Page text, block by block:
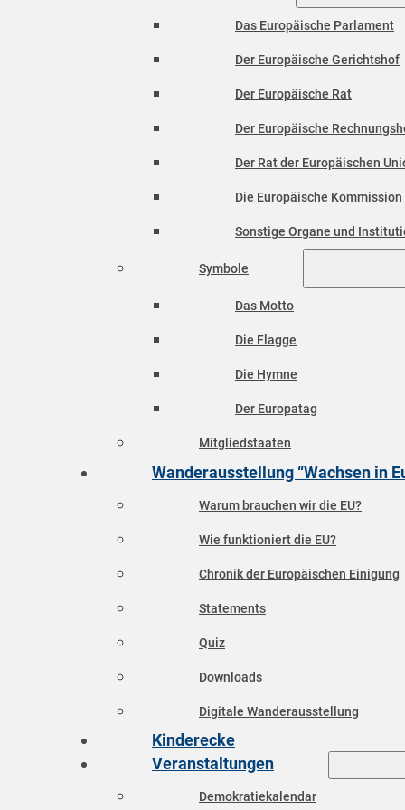
Das Europäische Parlament
Der Europäische Gerichtshof
Der Europäische Rat
Der Europäische
Der Rat der Europäischen
Die Europäische Kommission
Sonstige Organe und
Symbole
Das Motto
Die Flagge
Die Hymne
Der Europatag
Mitgliedstaaten
Wanderausstellung “Wachsen in
Warum brauchen wir die EU?
Wie funktioniert die EU?
Chronik der Europäischen Einigung
Statements
Quiz
Downloads
Digitale Wanderausstellung
Kinderecke
Veranstaltungen
Demokratiekalendar